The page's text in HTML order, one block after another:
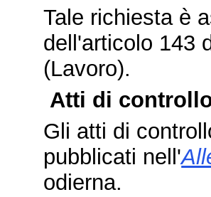
Tale richiesta è
dell'articolo 143
(Lavoro).
Atti di
Gli atti di
pubblicati nell'
odierna.